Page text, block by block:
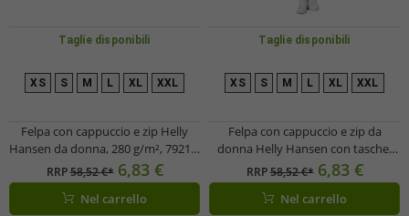
Taglie disponibili
XS S M L XL XXL
Felpa con cappuccio e zip Helly
Hansen da donna, 280 g/m², 79217,
nera o blu scuro
RRP58,52 €* 6,83 €
Nel carrello
Taglie disponibili
XS S M L XL XXL
Felpa con cappuccio e zip da
donna Helly Hansen con tasche,
280 g/m², 79217_990, nera
RRP58,52 €* 6,83 €
Nel carrello